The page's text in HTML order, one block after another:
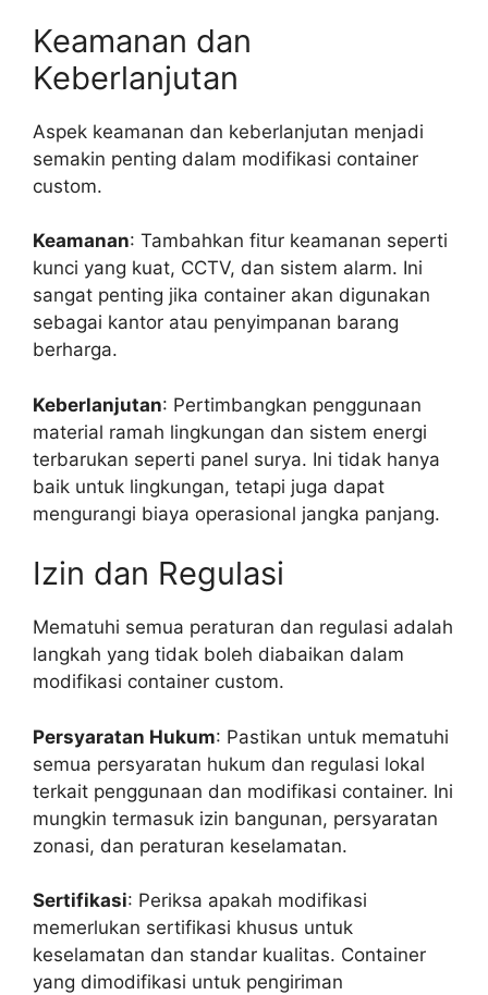
Keamanan dan
Keberlanjutan
Aspek keamanan dan keberlanjutan menjadi
semakin penting dalam modifikasi container
custom.
Keamanan: Tambahkan fitur keamanan seperti
kunci yang kuat, CCTV, dan sistem alarm. Ini
sangat penting jika container akan digunakan
sebagai kantor atau penyimpanan barang
berharga.
Keberlanjutan: Pertimbangkan penggunaan
material ramah lingkungan dan sistem energi
terbarukan seperti panel surya. Ini tidak hanya
baik untuk lingkungan, tetapi juga dapat
mengurangi biaya operasional jangka panjang.
Izin dan Regulasi
Mematuhi semua peraturan dan regulasi adalah
langkah yang tidak boleh diabaikan dalam
modifikasi container custom.
Persyaratan Hukum: Pastikan untuk mematuhi
semua persyaratan hukum dan regulasi lokal
terkait penggunaan dan modifikasi container. Ini
mungkin termasuk izin bangunan, persyaratan
zonasi, dan peraturan keselamatan.
Sertifikasi: Periksa apakah modifikasi
memerlukan sertifikasi khusus untuk
keselamatan dan standar kualitas. Container
yang dimodifikasi untuk pengiriman